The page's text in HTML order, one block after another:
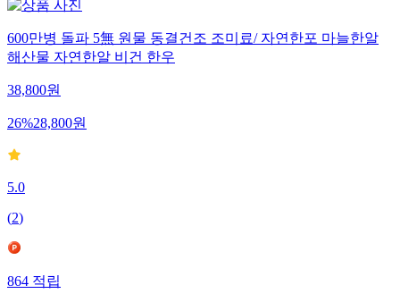
600만병 돌파 5無 원물 동결건조 조미료/ 자연한포 마늘한알
해산물 자연한알 비건 한우
38,800원
26%28,800원
5.0
(2)
864 적립